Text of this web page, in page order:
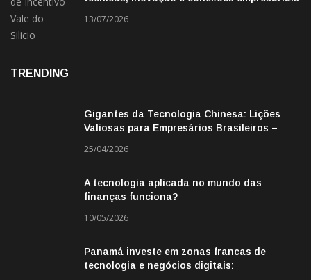
13/07/2026
TRENDING
Gigantes da Tecnologia Chinesa: Lições
Valiosas para Empresários Brasileiros –
25/04/2026
A tecnologia aplicada no mundo das
finanças funciona?
10/05/2026
Panamá investe em zonas francas de
tecnologia e negócios digitais: